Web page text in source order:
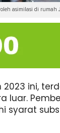
asimilasi di rumah
2023 ini,
luar.
syarat